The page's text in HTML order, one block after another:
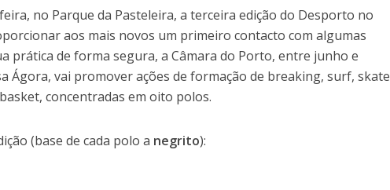
no Parque da Pasteleira, a terceira edição do Desporto no
aos mais novos um primeiro contacto com algumas
prática de forma segura, a Câmara do Porto, entre junho e
Ágora, vai promover ações de formação de breaking, surf, skate
concentradas em oito polos.
(base de cada polo a negrito):